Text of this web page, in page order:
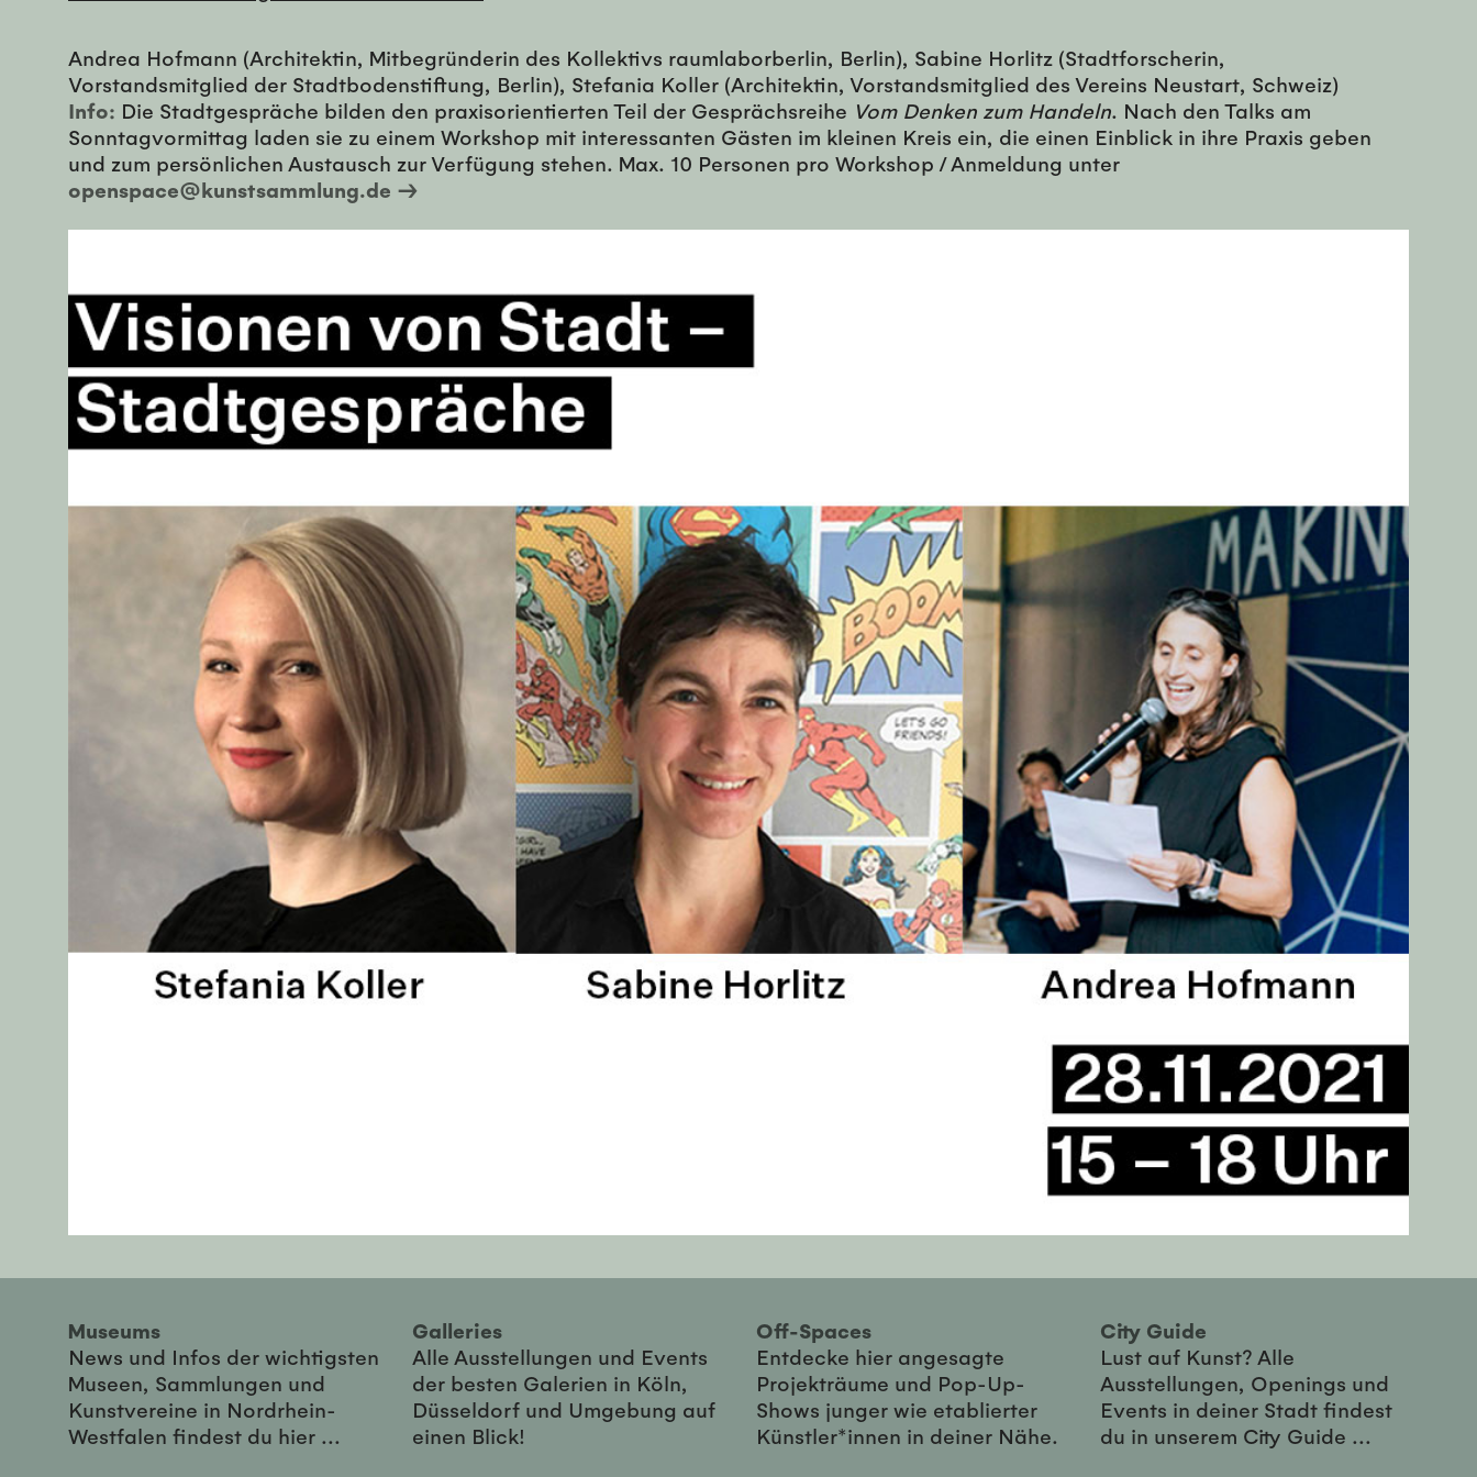
Andrea Hofmann (Architektin, Mitbegründerin des Kollektivs raumlaborberlin, Berlin), Sabine Horlitz (Stadtforscherin,
Vorstandsmitglied der Stadtbodenstiftung, Berlin), Stefania Koller (Architektin, Vorstandsmitglied des Vereins Neustart, Schweiz)
Info: Die Stadtgespräche bilden den praxisorientierten Teil der Gesprächsreihe Vom Denken zum Handeln. Nach den Talks am
Sonntagvormittag laden sie zu einem Workshop mit interessanten Gästen im kleinen Kreis ein, die einen Einblick in ihre Praxis geben
und zum persönlichen Austausch zur Verfügung stehen. Max. 10 Personen pro Workshop / Anmeldung unter
openspace@kunstsammlung.de →
Museums
News und Infos der wichtigsten
Museen, Sammlungen und
Kunstvereine in Nordrhein-
Westfalen findest du hier ...
Galleries
Alle Ausstellungen und Events
der besten Galerien in Köln,
Düsseldorf und Umgebung auf
einen Blick!
Off-Spaces
Entdecke hier angesagte
Projekträume und Pop-Up-
Shows junger wie etablierter
Künstler*innen in deiner Nähe.
City Guide
Lust auf Kunst? Alle
Ausstellungen, Openings und
Events in deiner Stadt findest
du in unserem City Guide ...